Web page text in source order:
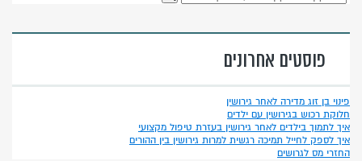
פוסטים אחרונים
פינוי בן זוג מדירה לאחר גירושין
חלוקת רכוש בגירושין עם ילדים
איך לתמוך בילדים לאחר גירושין בעזרת טיפול מקצועי
איך לספק לחייל תמיכה רגשית למרות גירושין בין ההורים
החזרי מס לגרושים